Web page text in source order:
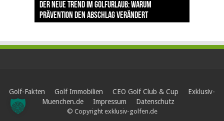
Der neue Trend im Golfurlaub: Warum
Prävention den Abschlag verändert
Luštica Bay baut Montenegros erste Golf-
Community weiter aus
Vom 85. Platz zur Claret Jug: Neuseeländer
schreibt bei The Open Geschichte
Claret Jug: Warum Scottie Scheffler die
berühmteste Golftrophäe zurückgeben muss
traditionsreiche Linksplatz zu den größten
Herausforderungen im Golfsport zählt
Golf-Fakten Golf Immobilien CEO Golf Club & Cup
Exklusiv-
Muenchen.de
Impressum Datenschutz
© Copyright exklusiv-golfen.de